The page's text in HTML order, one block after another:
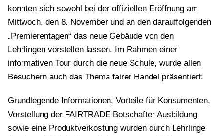
konnten sich sowohl bei der offiziellen Eröffnung am
Mittwoch, den 8. November und an den darauffolgenden
„Premierentagen“ das neue Gebäude von den
Lehrlingen vorstellen lassen. Im Rahmen einer
informativen Tour durch die neue Schule, wurde allen
Besuchern auch das Thema fairer Handel präsentiert:
Grundlegende Informationen, Vorteile für Konsumenten,
Vorstellung der FAIRTRADE Botschafter Ausbildung
sowie eine Produktverkostung wurden durch Lehrlinge